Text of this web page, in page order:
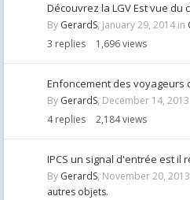
Découvrez la LGV Est vue du
By GerardS, January 29, 2014 in
3 replies 1,696views
Enfoncement des voyageurs
By GerardS, December 14, 2013
4 replies 2,184views
IPCS un signal d'entrée est il
By GerardS, November 20, 2013
autres objets.